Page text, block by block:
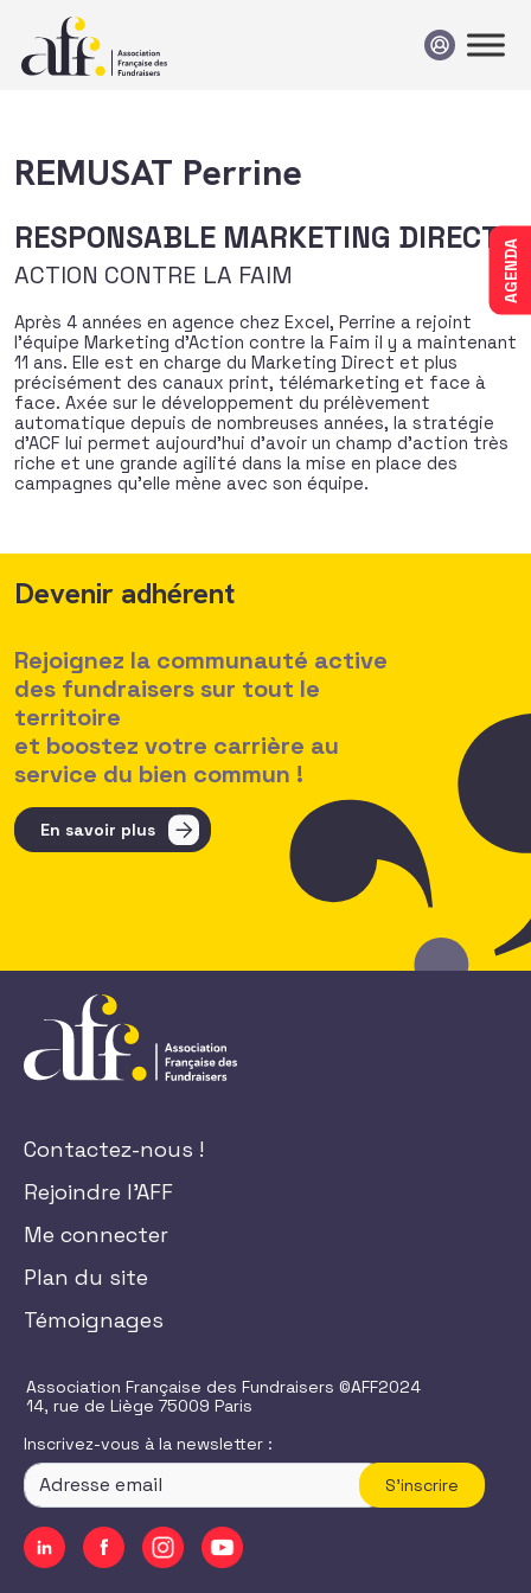
AGENDA
REMUSAT Perrine
RESPONSABLE MARKETING DIRECT
ACTION CONTRE LA FAIM
Après 4 années en agence chez Excel, Perrine a rejoint
l’équipe Marketing d’Action contre la Faim il y a maintenant
11 ans. Elle est en charge du Marketing Direct et plus
précisément des canaux print, télémarketing et face à
face. Axée sur le développement du prélèvement
automatique depuis de nombreuses années, la stratégie
d’ACF lui permet aujourd’hui d’avoir un champ d’action très
riche et une grande agilité dans la mise en place des
campagnes qu’elle mène avec son équipe.
Devenir adhérent
Rejoignez la communauté active
des fundraisers sur tout le
territoire
et boostez votre carrière au
service du bien commun !
En savoir plus
Contactez-nous !
Rejoindre l'AFF
Me connecter
Plan du site
Témoignages
Association Française des Fundraisers ©AFF2024
14, rue de Liège 75009 Paris
Inscrivez-vous à la newsletter :
S'inscrire